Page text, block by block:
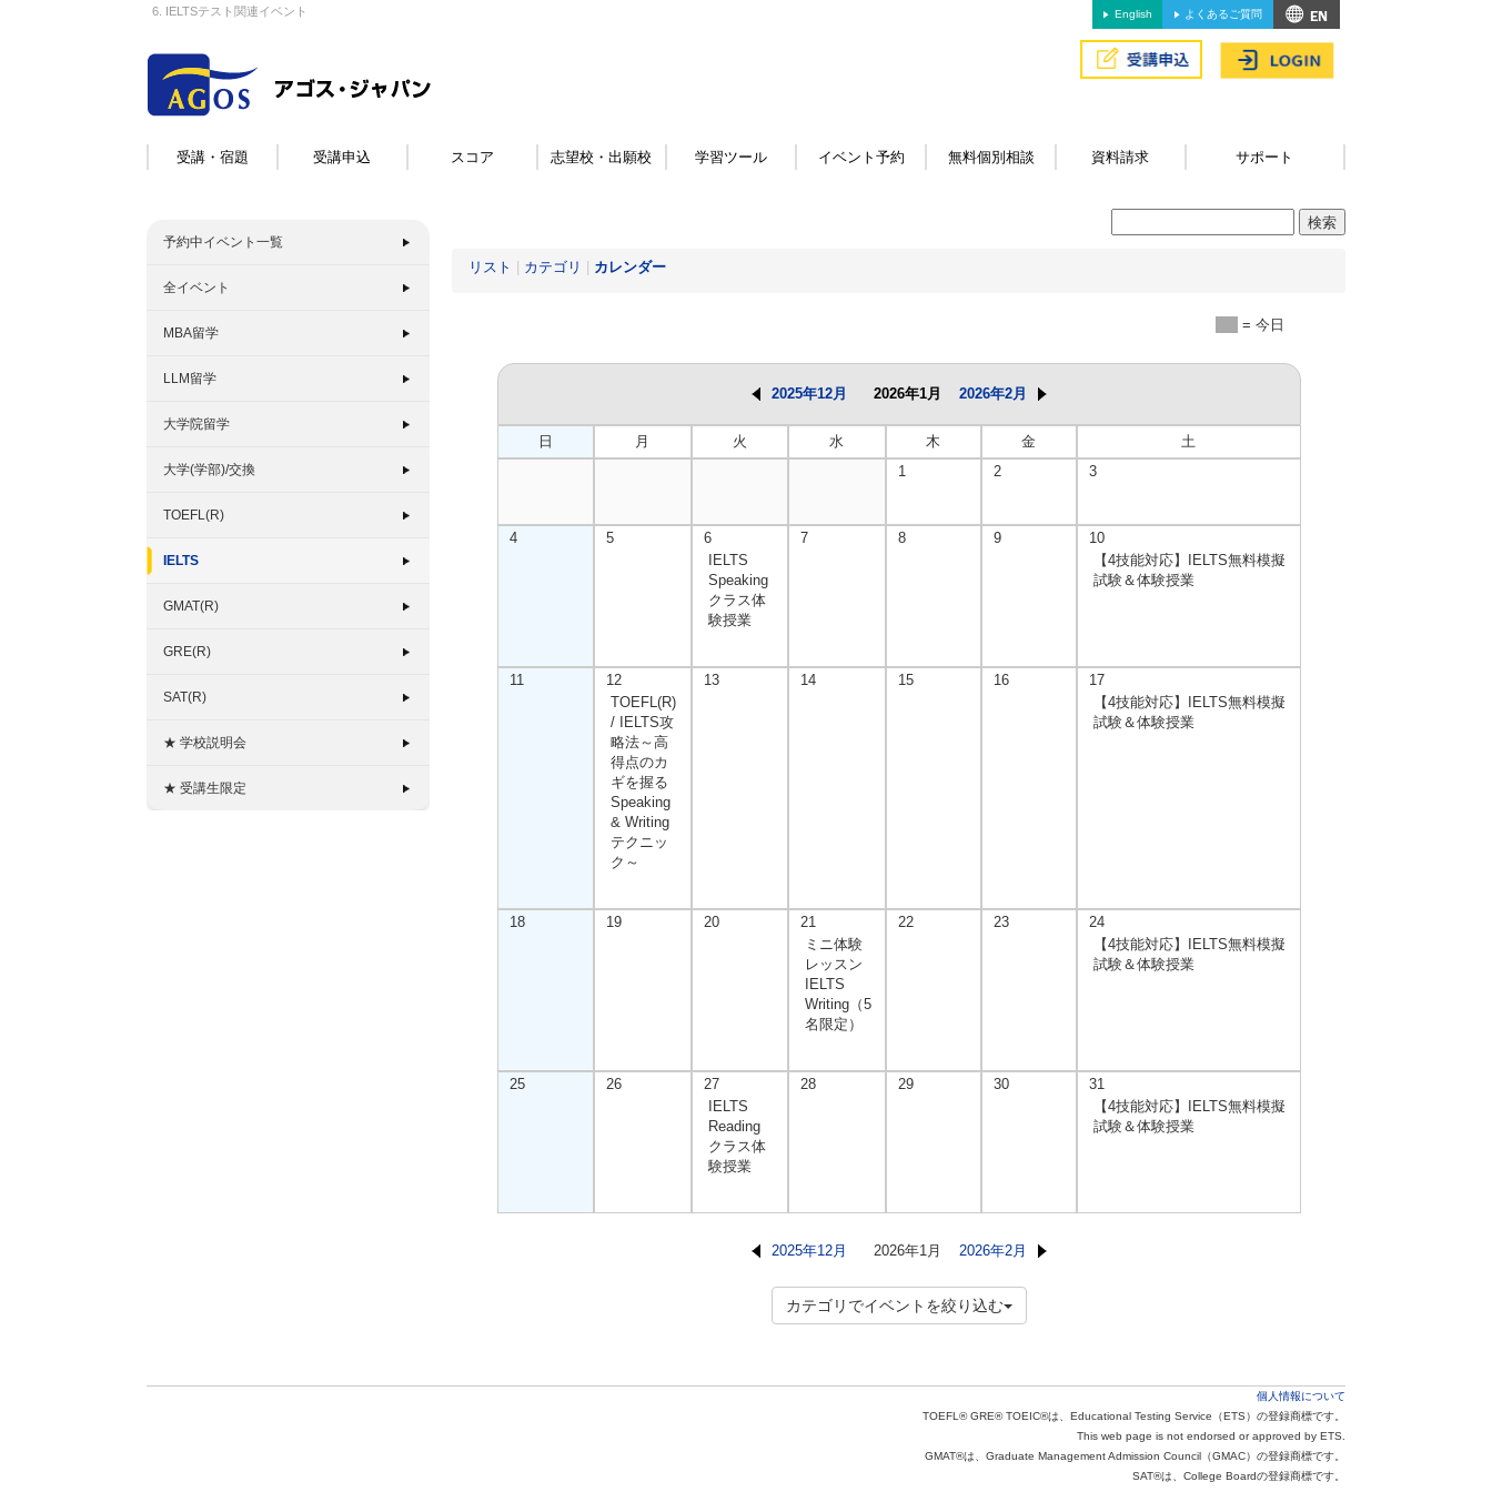
6. IELTSテスト関連イベント English よくあるご質問
受講・宿題 受講申込 スコア 志望校・出願校 学習ツール イベント予約 無料個別相談 資料請求 サポート
予約中イベント一覧
全イベント
MBA留学
LLM留学
大学院留学
大学(学部)/交換
TOEFL(R)
IELTS
GMAT(R)
GRE(R)
SAT(R)
★ 学校説明会
★ 受講生限定
リスト カテゴリ カレンダー
= 今日
2025年12月 2026年1月 2026年2月
日 月 火 水 木 金
土
1
2 3
4 5
6
IELTS
Speaking
クラス体
験授業
7 8 9
10
【4技能対応】IELTS無料模擬
試験＆体験授業
11
12
TOEFL(R)
/ IELTS攻
略法～高
得点のカ
ギを握る
Speaking
& Writing
テクニッ
ク～
13 14 15 16
17
【4技能対応】IELTS無料模擬
試験＆体験授業
18 19 20
21
ミニ体験
レッスン
IELTS
Writing（5
名限定）
22 23
24
【4技能対応】IELTS無料模擬
試験＆体験授業
25 26
27
IELTS
Reading
クラス体
験授業
28 29 30
31
【4技能対応】IELTS無料模擬
試験＆体験授業
2025年12月 2026年1月 2026年2月
カテゴリでイベントを絞り込む
個人情報について
TOEFL® GRE® TOEIC®は、Educational Testing Service（ETS）の登録商標です。
This web page is not endorsed or approved by ETS.
GMAT®は、Graduate Management Admission Council（GMAC）の登録商標です。
SAT®は、College Boardの登録商標です。